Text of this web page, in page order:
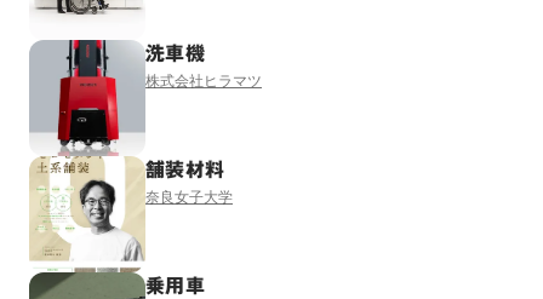
洗車機
株式会社ヒラマツ
舗装材料
奈良女子大学
乗用車